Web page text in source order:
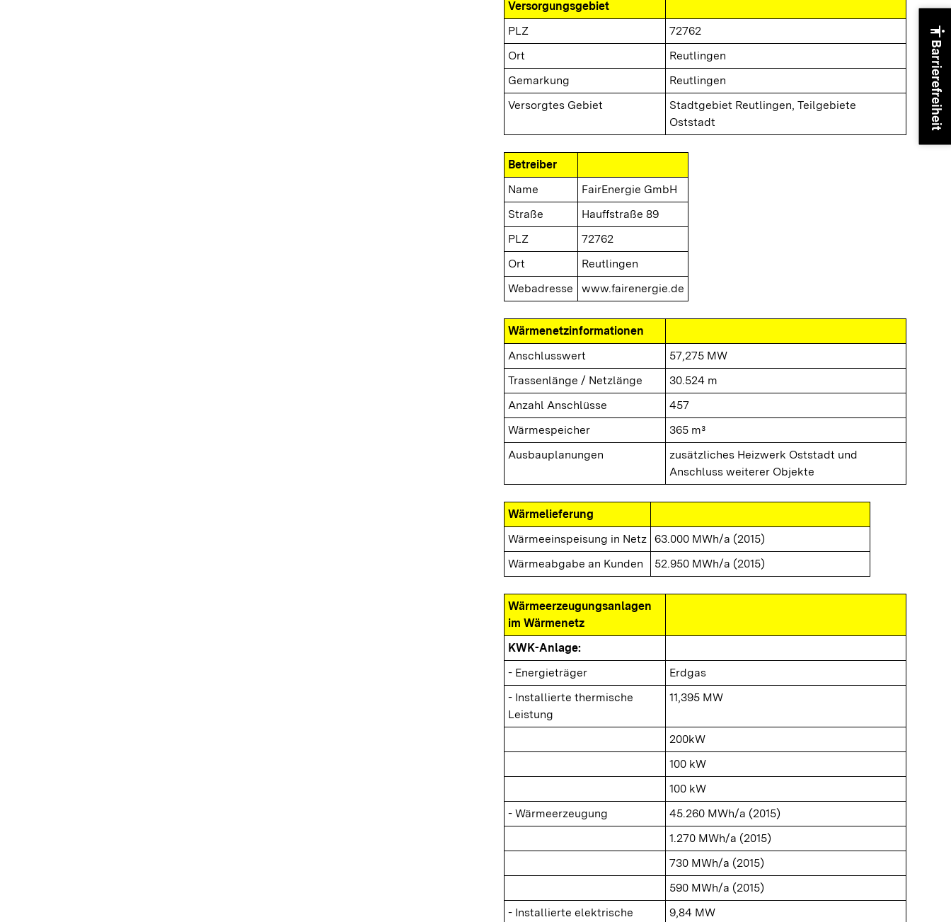
Versorgungsgebiet
PLZ
72762
Ort
Reutlingen
Gemarkung
Reutlingen
Versorgtes Gebiet
Stadtgebiet Reutlingen, Teilgebiete
Oststadt
Betreiber
Name
FairEnergie GmbH
Straße
Hauffstraße 89
PLZ
72762
Ort
Reutlingen
Webadresse
www.fairenergie.de
Wärmenetzinformationen
Anschlusswert
57,275 MW
Trassenlänge / Netzlänge
30.524 m
Anzahl Anschlüsse
457
Wärmespeicher
365 m³
Ausbauplanungen
zusätzliches Heizwerk Oststadt und
Anschluss weiterer Objekte
Wärmelieferung
Wärmeeinspeisung in Netz 63.000 MWh/a (2015)
Wärmeabgabe an Kunden
52.950 MWh/a (2015)
Wärmeerzeugungsanlagen
im Wärmenetz
KWK-Anlage:
- Energieträger
Erdgas
- Installierte thermische
Leistung
11,395 MW
200kW
100 kW
100 kW
- Wärmeerzeugung
45.260 MWh/a (2015)
1.270 MWh/a (2015)
730 MWh/a (2015)
590 MWh/a (2015)
- Installierte elektrische
9,84 MW
accessibility
Barrierefreiheit